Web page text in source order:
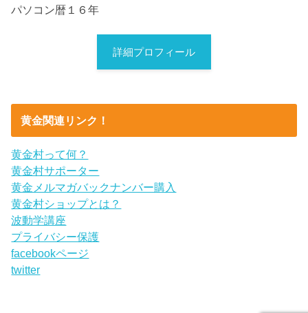
パソコン暦１６年
詳細プロフィール
黄金関連リンク！
黄金村って何？
黄金村サポーター
黄金メルマガバックナンバー購入
黄金村ショップとは？
波動学講座
プライバシー保護
facebookページ
twitter